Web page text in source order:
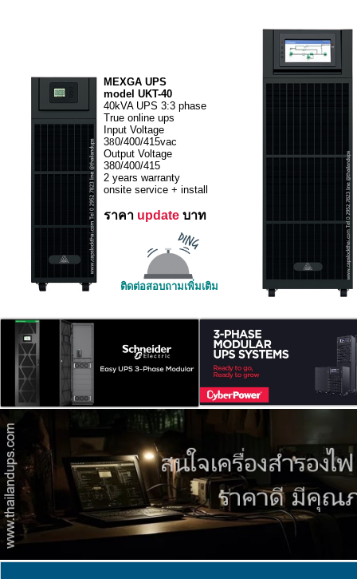
MEXGA UPS
model UKT-40
40kVA UPS 3:3 phase
True online ups
Input Voltage
380/400/415vac
Output Voltage
380/400/415
2 years warranty
onsite service + install
ราคา update บาท
ติดต่อสอบถามเพิ่มเติม